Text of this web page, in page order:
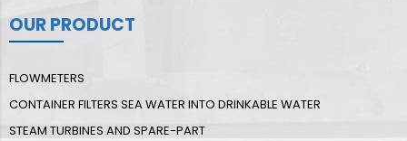
OUR PRODUCT
FLOWMETERS
CONTAINER FILTERS SEA WATER INTO DRINKABLE WATER
STEAM TURBINES AND SPARE-PART